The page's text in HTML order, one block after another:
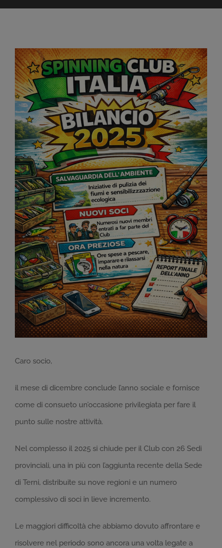
Ingrandisci
immagine
Caro socio,
il mese di dicembre conclude l’anno sociale e fornisce
come di consueto un’occasione privilegiata per fare il
punto sulle nostre attività.
Nel complesso il 2025 si chiude per il Club con 26 Sedi
provinciali, una in più con l’aggiunta recente della Sede
di Terni, distribuite su nove regioni e un numero
complessivo di soci in lieve incremento.
Le maggiori difficoltà che abbiamo dovuto affrontare e
risolvere nel periodo sono ancora una volta legate a